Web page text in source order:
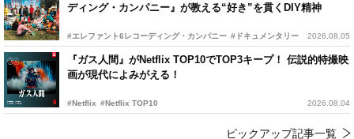
ディング・カンパニー』が教える“好き”を貫くDIY精神
#エレファント6レコーディング・カンパニー #ドキュメンタリー 2026.08.05
『ガス人間』がNetflix TOP10でTOP3キープ！ 伝説的特撮映
画が現代によみがえる！
#Netflix #Netflix TOP10 2026.08.04
ピックアップ記事一覧